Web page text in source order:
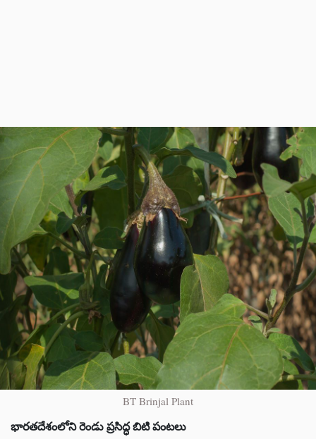
BT Brinjal Plant
భారతదేశంలోని రెండు ప్రసిద్ధ బిటి పంటలు